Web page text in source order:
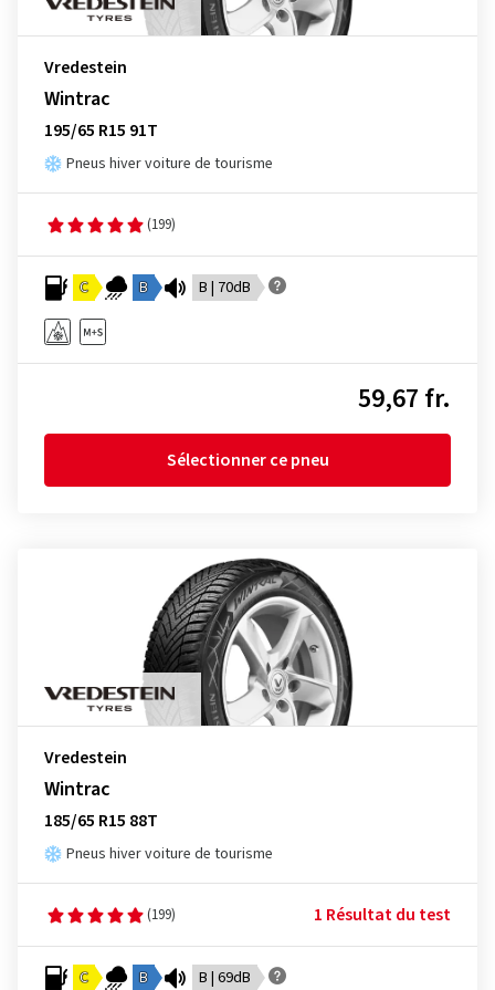
Vredestein
Wintrac
195/65 R15 91T
Pneus hiver voiture de tourisme
(199)
C B B | 70dB
59,67 fr.
Sélectionner ce pneu
Vredestein
Wintrac
185/65 R15 88T
Pneus hiver voiture de tourisme
(199) 1 Résultat du test
C B B | 69dB